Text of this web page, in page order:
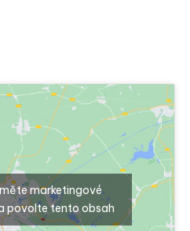
marketingové
povolte tento obsah